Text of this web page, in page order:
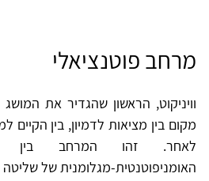
מרחב פוטנציאלי
וויניקוט, הראשון שהגדיר את
מקום בין מציאות לדמיון, בין הקיים
לאחר. זהו המרחב בין
האומניפוטנטית-מגלומנית של שליטה